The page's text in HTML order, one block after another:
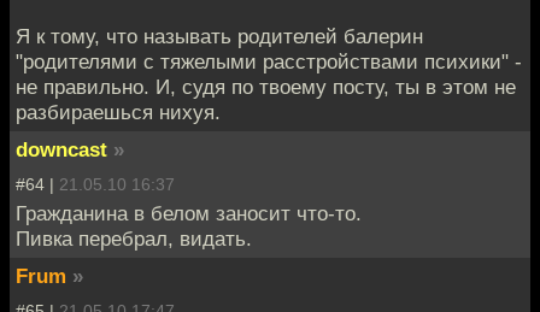
Я к тому, что называть родителей балерин
"родителями с тяжелыми расстройствами психики" -
не правильно. И, судя по твоему посту, ты в этом не
разбираешься нихуя.
downcast »
#64 | 21.05.10 16:37
Гражданина в белом заносит что-то.
Пивка перебрал, видать.
Frum »